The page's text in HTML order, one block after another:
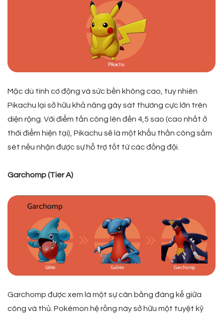
Mặc dù tính cơ động và sức bền không cao, tuy nhiên
Pikachu lại sở hữu khả năng gây sát thương cực lớn trên
diện rộng. Với điểm tấn công lên đến 4,5 sao (cao nhất ở
thời điểm hiện tại), Pikachu sẽ là một khẩu thần công sấm
sét nếu nhận được sự hỗ trợ tốt từ các đồng đội.
Garchomp (Tier A)
Garchomp được xem là một sự cân bằng đáng kể giữa
công và thủ. Pokémon hệ rồng này sở hữu một tuyệt kỹ